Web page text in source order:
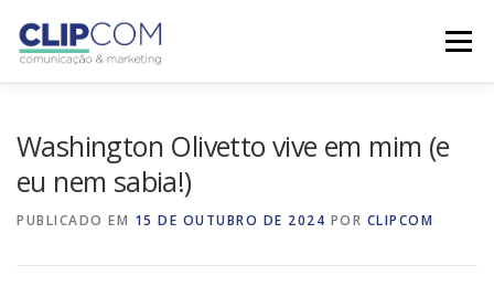
Pular
para
o
Washington Olivetto vive em mim (e
eu nem sabia!)
PUBLICADO EM 15 DE OUTUBRO DE 2024 POR CLIPCOM